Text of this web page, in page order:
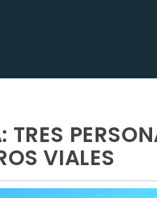
VIALES